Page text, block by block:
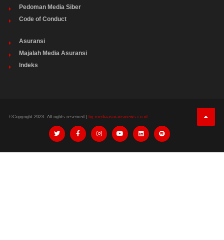
Pedoman Media Siber
Code of Conduct
Asuransi
Majalah Media Asuransi
Indeks
©Copyright 2023. All rights reserved | by mediaasuransinews.co.id.